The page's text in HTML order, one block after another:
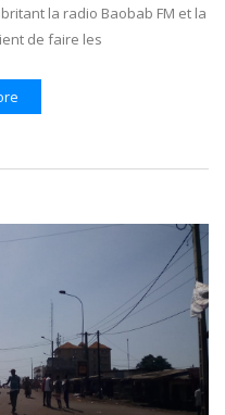
la radio Baobab FM et la
de faire les